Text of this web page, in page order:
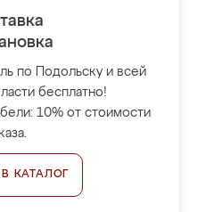
по Подольску и всей
бесплатно!
10% от стоимости
В КАТАЛОГ